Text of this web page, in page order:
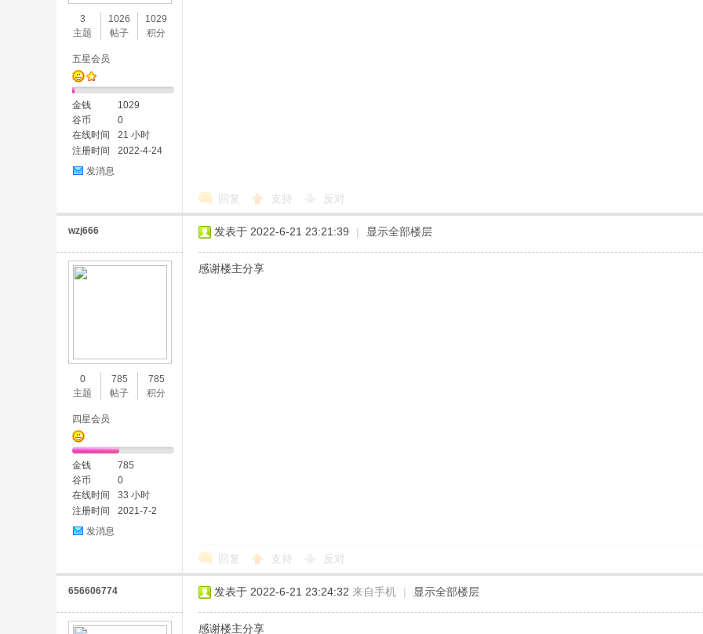
3
主题
1026
帖子
1029
积分
五星会员
金钱
1029
谷币
0
在线时间
21 小时
注册时间
2022-4-24
发消息
回复 支持 反对
wzj666
0
主题
785
帖子
785
积分
四星会员
金钱
785
谷币
0
在线时间
33 小时
注册时间
2021-7-2
发消息
发表于 2022-6-21 23:21:39 | 显示全部楼层
感谢楼主分享
回复 支持 反对
656606774 发表于 2022-6-21 23:24:32 来自手机 | 显示全部楼层
感谢楼主分享